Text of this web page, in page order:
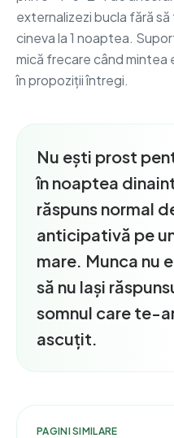
externalizezi bucla fără
cineva la 1 noaptea.
mică frecare când mintea
în propoziții întregi.
Nu ești prost
în noaptea
răspuns normal
anticipativă pe
mare. Munca nu
să nu lași
somnul care te-
ascuțit.
PAGINI SIMILARE